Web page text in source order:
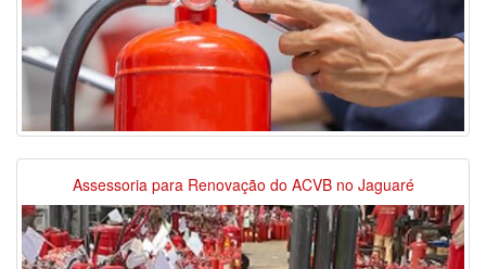
Assessoria para Renovação do ACVB no Jaguaré